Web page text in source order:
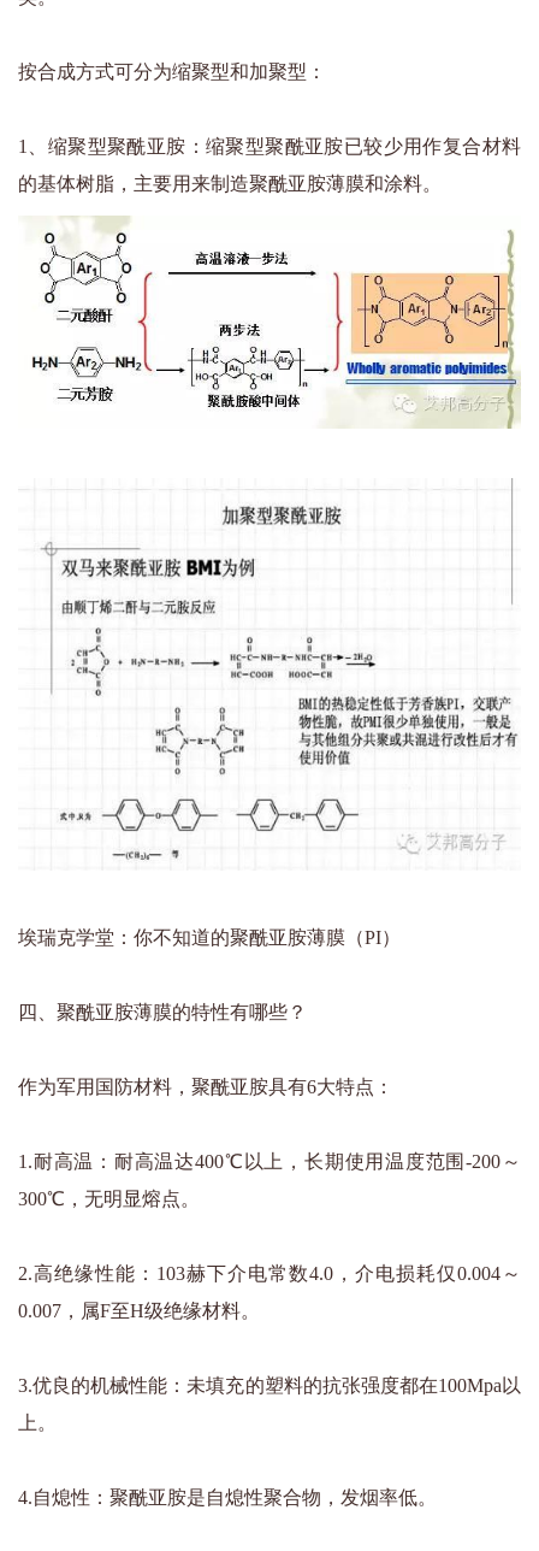
按合成方式可分为缩聚型和加聚型：
1、缩聚型聚酰亚胺：缩聚型聚酰亚胺已较少用作复合材料
的基体树脂，主要用来制造聚酰亚胺薄膜和涂料。
埃瑞克学堂：你不知道的聚酰亚胺薄膜（PI）
四、聚酰亚胺薄膜的特性有哪些？
作为军用国防材料，聚酰亚胺具有6大特点：
1.耐高温：耐高温达400℃以上，长期使用温度范围-200～
300℃，无明显熔点。
2.高绝缘性能：103赫下介电常数4.0，介电损耗仅0.004～
0.007，属F至H级绝缘材料。
3.优良的机械性能：未填充的塑料的抗张强度都在100Mpa以
上。
4.自熄性：聚酰亚胺是自熄性聚合物，发烟率低。